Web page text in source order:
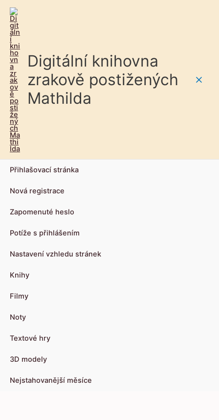
Digitální knihovna
zrakově postižených
Mathilda
Přihlašovací stránka
Nová registrace
Zapomenuté heslo
Potíže s přihlášením
Nastavení vzhledu stránek
Knihy
Filmy
Noty
Textové hry
3D modely
Nejstahovanější měsíce